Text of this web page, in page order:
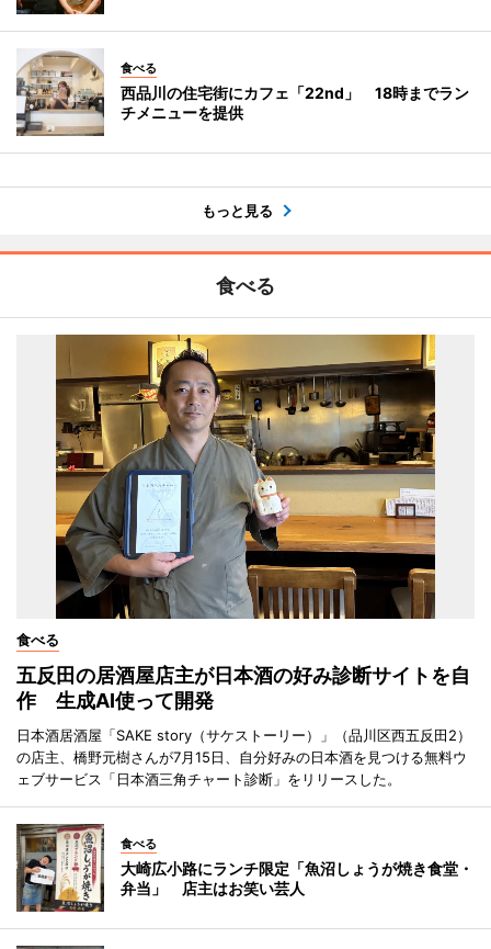
食べる
西品川の住宅街にカフェ「22nd」 18時までラン
チメニューを提供
もっと見る
食べる
食べる
五反田の居酒屋店主が日本酒の好み診断サイトを自
作 生成AI使って開発
日本酒居酒屋「SAKE story（サケストーリー）」（品川区西五反田2）
の店主、橋野元樹さんが7月15日、自分好みの日本酒を見つける無料ウ
ェブサービス「日本酒三角チャート診断」をリリースした。
食べる
大崎広小路にランチ限定「魚沼しょうが焼き食堂・
弁当」 店主はお笑い芸人